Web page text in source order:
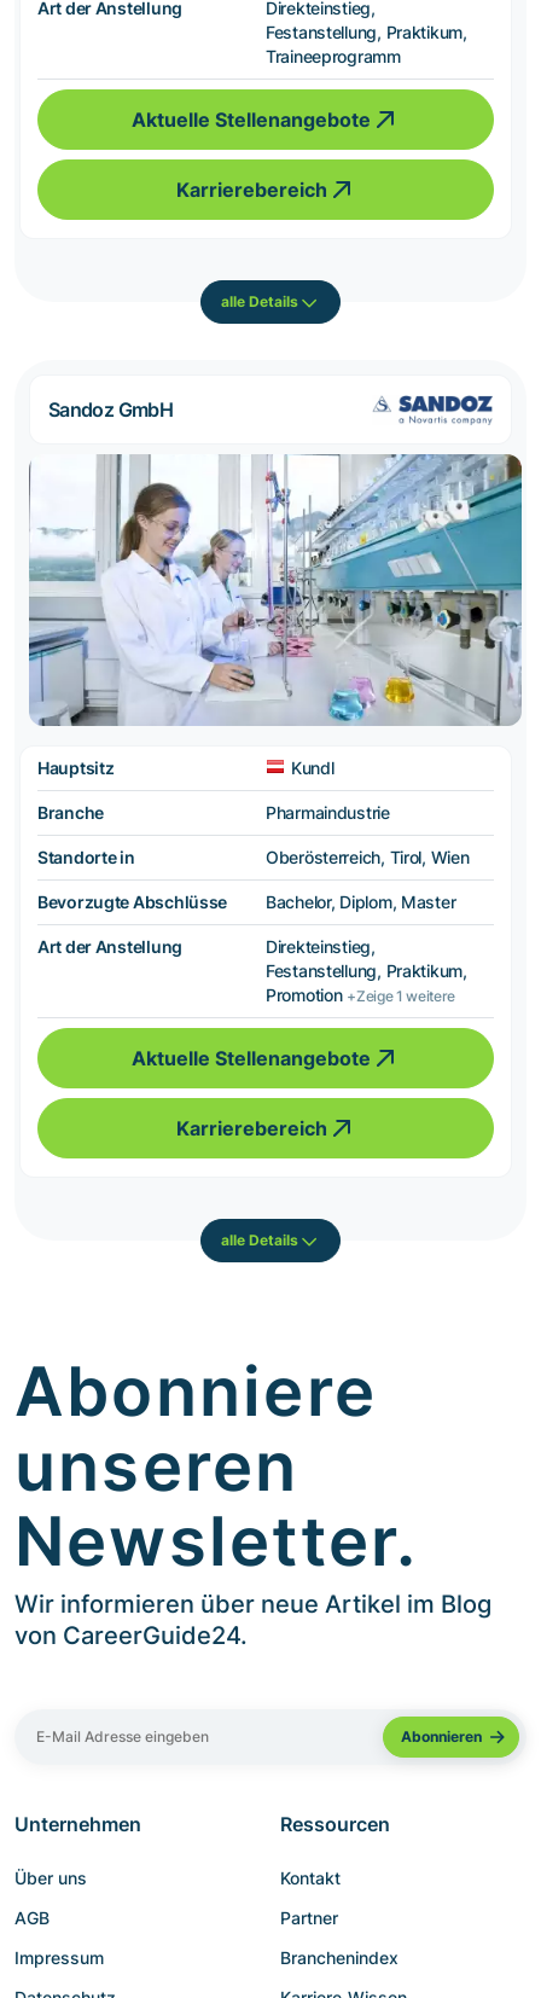
Art der Anstellung
Direkteinstieg,
Festanstellung, Praktikum,
Traineeprogramm
Aktuelle Stellenangebote
Karrierebereich
alle Details
Sandoz GmbH
Hauptsitz Kundl
Branche Pharmaindustrie
Standorte in Oberösterreich, Tirol, Wien
Bevorzugte Abschlüsse Bachelor, Diplom, Master
Art der Anstellung
Direkteinstieg,
Festanstellung, Praktikum,
Promotion +Zeige 1 weitere
Aktuelle Stellenangebote
Karrierebereich
alle Details
Abonniere
unseren
Newsletter.
Wir informieren über neue Artikel im Blog
von CareerGuide24.
Unternehmen
Über uns
AGB
Impressum
Ressourcen
Kontakt
Partner
Branchenindex